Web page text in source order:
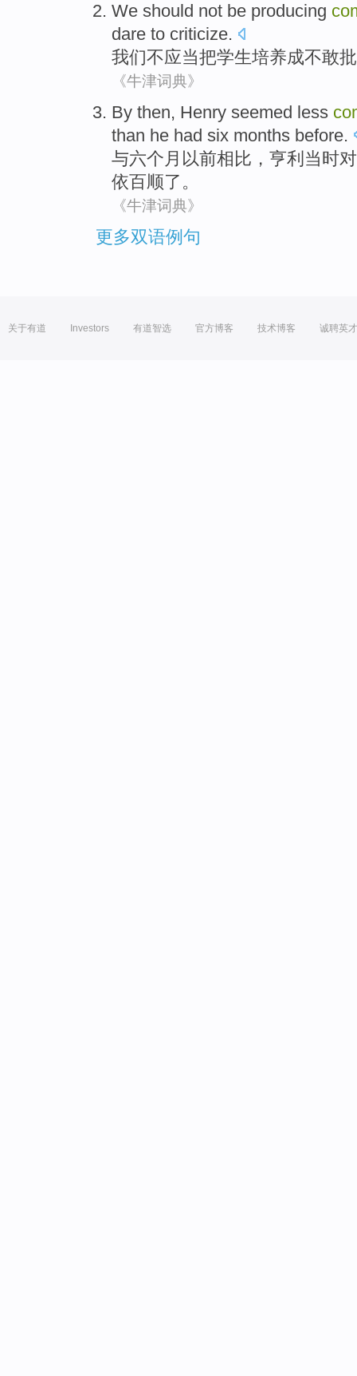
We should not be producing
dare to criticize.
我们不应当把学生培养成不敢
《牛津词典》
By then, Henry seemed less
than he had six months before.
与六个月 以前相比 ， 亨利 当时对
依百顺了。
《牛津词典》
更多双语例句
关于有道 Investors 有道智选 官方博客 技术博客 诚聘英才